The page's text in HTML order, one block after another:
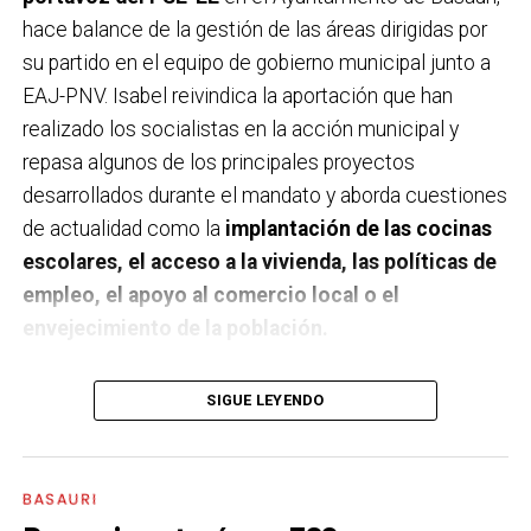
hace balance de la gestión de las áreas dirigidas por
su partido en el equipo de gobierno municipal junto a
EAJ-PNV. Isabel reivindica la aportación que han
realizado los socialistas en la acción municipal y
repasa algunos de los principales proyectos
desarrollados durante el mandato y aborda cuestiones
de actualidad como la implantación de las cocinas
escolares, el acceso a la vivienda, las políticas de
empleo, el apoyo al comercio local o el
envejecimiento de la población.
A un año de acabar la legislatura, ¿qué balance
haces de la gestión del PSE en tus áreas dentro
del equipo de gobierno y qué proyectos
SIGUE LEYENDO
BASAURI